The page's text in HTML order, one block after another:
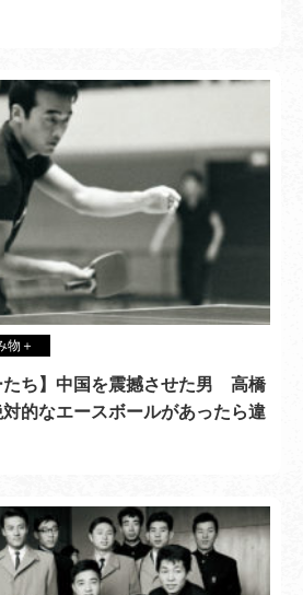
物＋
たち】中国を震撼させた男 高橋
的なエースボールがあったら違